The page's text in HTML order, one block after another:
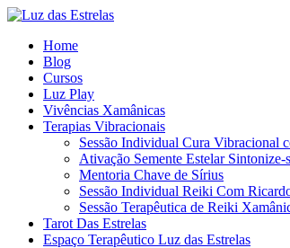
Ir
conteúdo
Home
Blog
Cursos
Luz Play
Vivências Xamânicas
Terapias Vibracionais
Sessão Individual Cura Vibracional
Ativação Semente Estelar
Mentoria Chave de Sírius
Sessão Individual Reiki Com
Sessão Terapêutica de Reiki
Tarot Das Estrelas
Espaço Terapêutico Luz das Estrelas